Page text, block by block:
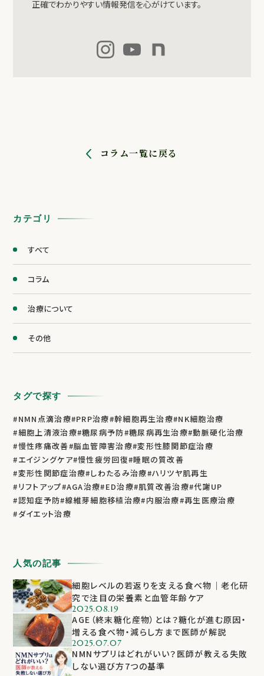
カテゴリ
すべて
コラム
治療について
その他
タグで探す
#NMN点滴治療#PRP治療#幹細胞再生治療#NK細胞治療
#細胞上清液治療#糖尿病予防#糖尿病再生治療#動脈硬化治療
#慢性疼痛改善#脳血管障害治療#変形性膝関節症治療
#エイジングケア#慢性疲労回復#睡眠の質改善
#変形性関節症治療#しわたるみ治療#ハリツヤ肌再生
#リフトアップ#AGA治療#ED治療#肌質改善治療#代謝UP
#認知症予防#線維芽細胞移植治療#内服治療#再生医療治療
#ダイエット治療
人気の記事
細胞レベルの若返りを支える食べ物｜老化研
究で注目の栄養素と血管年齢ケア
2025.08.19
AGE（終末糖化産物）とは？糖化が進む原因・
増える食べ物・減らし方まで医師が解説
2025.07.07
NMNサプリはどれがいい？医師が教える失敗
しない選び方7つの基準
正確でわかりやすい情報発信を心がけています。
コラム一覧に戻る